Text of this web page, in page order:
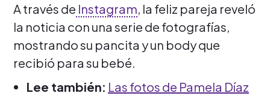
A través de Instagram, la feliz pareja reveló
la noticia con una serie de fotografías,
mostrando su pancita y un body que
recibió para su bebé.
Lee también: Las fotos de Pamela Díaz